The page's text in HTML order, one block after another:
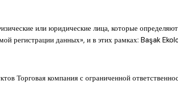
или юридические лица, которые
регистрации данных», и в этих рамках: Başak
Торговая компания с ограниченной